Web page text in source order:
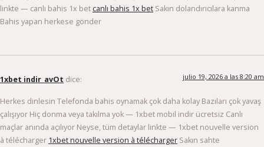
linkte — canlı bahis 1x bet canlı bahis 1x bet Sakın dolandırıcılara kanma
Bahis yapan herkese gönder
1xbet indir_avOt dice: julio 19, 2026 a las 8:20 am
Herkes dinlesin Telefonda bahis oynamak çok daha kolay Bazıları çok yavaş
çalışıyor Hiç donma veya takılma yok — 1xbet mobil indir ücretsiz Canlı
maçlar anında açılıyor Neyse, tüm detaylar linkte — 1xbet nouvelle version
à télécharger 1xbet nouvelle version à télécharger Sakın sahte